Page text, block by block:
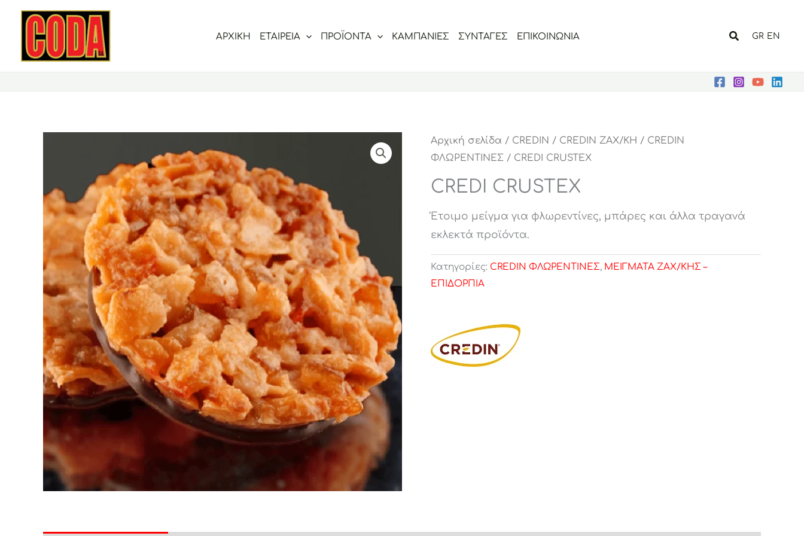
Μετάβαση
περιεχόμενο
ΑΡΧΙΚΗ ΕΤΑΙΡΕΙΑ ΠΡΟΪΟΝΤΑ ΚΑΜΠΑΝΙΕΣ ΣΥΝΤΑΓΕΣ ΕΠΙΚΟΙΝΩΝΙΑ Αναζήτηση
GR EN
Αρχική σελίδα / CREDIN / CREDIN ΖΑΧ/ΚΗ / CREDIN
ΦΛΩΡΕΝΤΙΝΕΣ / CREDI CRUSTEX
CREDI CRUSTEX
Έτοιμο μείγμα για φλωρεντίνες, μπάρες και άλλα τραγανά
εκλεκτά προϊόντα.
Κατηγορίες: CREDIN ΦΛΩΡΕΝΤΙΝΕΣ, ΜΕΙΓΜΑΤΑ ΖΑΧ/ΚΗΣ –
ΕΠΙΔΟΡΠΙΑ